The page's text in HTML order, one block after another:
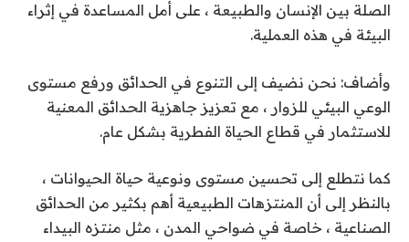
الصلة بين الإنسان والطبيعة ، على أمل المساعدة في إثراء
البيئة في هذه العملية.
وأضاف: نحن نضيف إلى التنوع في الحدائق ورفع مستوى
الوعي البيئي للزوار ، مع تعزيز جاهزية الحدائق المعنية
للاستثمار في قطاع الحياة الفطرية بشكل عام.
كما نتطلع إلى تحسين مستوى ونوعية حياة الحيوانات ،
بالنظر إلى أن المنتزهات الطبيعية أهم بكثير من الحدائق
الصناعية ، خاصة في ضواحي المدن ، مثل منتزه البيداء